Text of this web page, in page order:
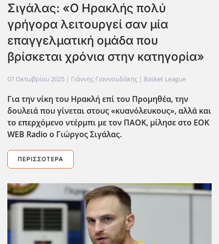
Σιγάλας: «Ο Ηρακλής πολύ
γρήγορα λειτουργεί σαν μία
επαγγελματική ομάδα που
βρίσκεται χρόνια στην κατηγορία»
07 Οκτωβρίου 2025 | Γιάννης Γιαννουδάκης | Basket League
Για την νίκη του Ηρακλή επί του Προμηθέα, την
δουλειά που γίνεται στους «κυανόλευκους», αλλά και
το επερχόμενο ντέρμπι με τον ΠΑΟΚ, μίλησε στο EOK
WEB Radio ο Γιώργος Σιγάλας.
ΠΕΡΙΣΣΌΤΕΡΑ